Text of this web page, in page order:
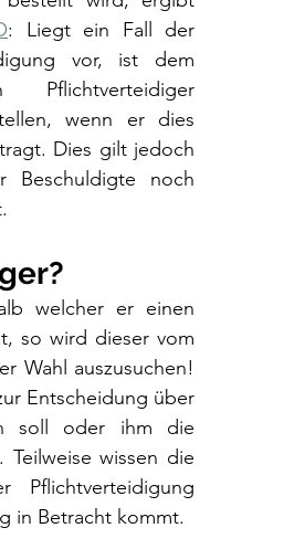
: Liegt ein Fall der
vor, ist dem
Pflichtverteidiger
wenn er dies
Dies gilt jedoch
Beschuldigte noch
welcher er einen
so wird dieser vom
Wahl auszusuchen!
Entscheidung über
soll oder ihm die
wissen die
Pflichtverteidigung
in Betracht kommt.